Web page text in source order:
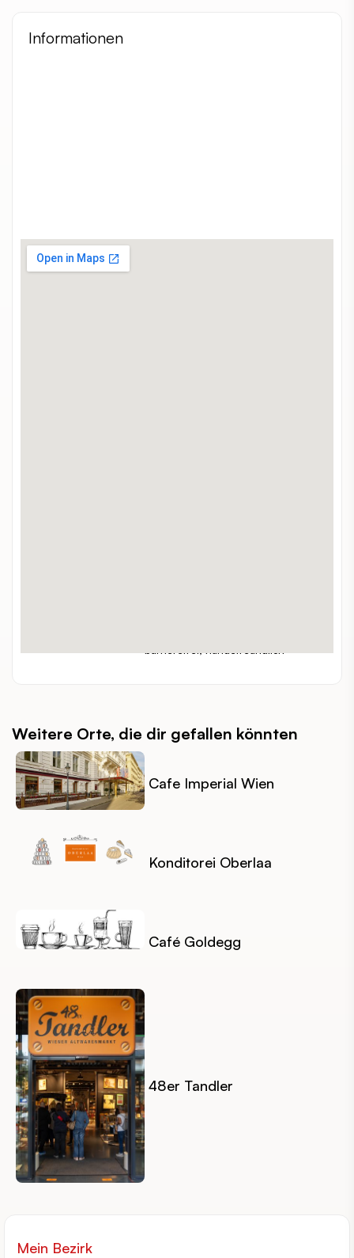
Informationen
barrierefrei, hundefreundlich
Weitere Orte, die dir gefallen könnten
Cafe Imperial Wien
Konditorei Oberlaa
Café Goldegg
48er Tandler
Mein Bezirk